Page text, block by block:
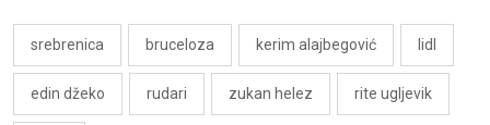
srebrenica bruceloza kerim alajbegović lidl
edin džeko rudari zukan helez rite ugljevik